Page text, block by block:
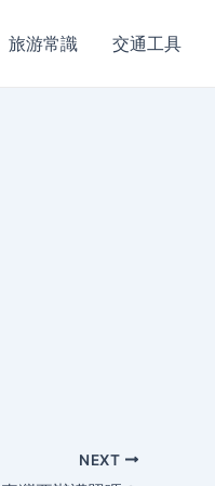
旅游常識 交通工具
NEXT